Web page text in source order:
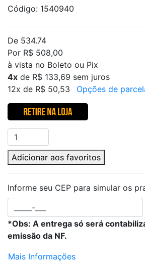
Código: 1540940
De 534.74
Por R$ 508,00
à vista no Boleto ou Pix
4x de R$ 133,69 sem juros
12x de R$ 50,53
Opções de
Adicionar aos favoritos
Informe seu CEP para simular os
*Obs: A entrega só será
emissão da NF.
Mais Informações